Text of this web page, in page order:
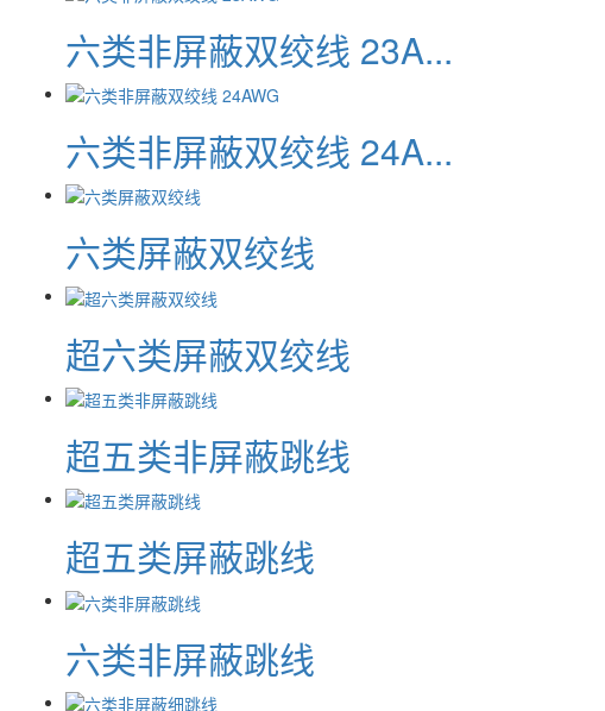
六类非屏蔽双绞线 23A...
六类非屏蔽双绞线 24A...
六类屏蔽双绞线
超六类屏蔽双绞线
超五类非屏蔽跳线
超五类屏蔽跳线
六类非屏蔽跳线